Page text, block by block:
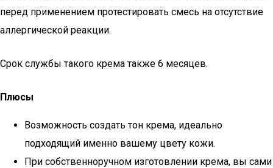
перед применением протестировать смесь на отсутствие
аллергической реакции.
Срок службы такого крема также 6 месяцев.
Плюсы
Возможность создать тон крема, идеально
подходящий именно вашему цвету кожи.
При собственноручном изготовлении крема, вы сами